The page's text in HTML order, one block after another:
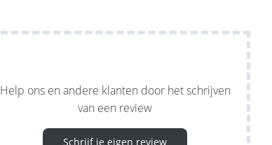
Help ons en andere klanten door het schrijven
van een review
Schrijf je eigen review